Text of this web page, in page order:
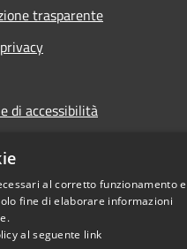
trasparente
di accessibilità
al corretto funzionamento e
fine di elaborare informazioni
al seguente link